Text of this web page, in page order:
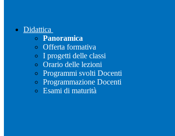
Didattica
Panoramica
Offerta formativa
I progetti delle classi
Orario delle lezioni
Programmi svolti Docenti
Programmazione Docenti
Esami di maturità